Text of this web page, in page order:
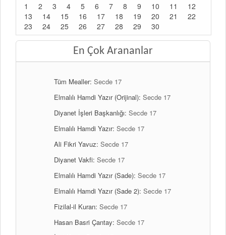
1 2 3 4 5 6 7 8 9 10 11
12
13
14 15 16 17 18 19 20 21
22
23
24 25 26 27 28 29 30
En Çok Arananlar
Tüm Mealler: Secde 17
Elmalılı Hamdi Yazır (Orijinal): Secde 17
Diyanet İşleri Başkanlığı: Secde 17
Elmalılı Hamdi Yazır: Secde 17
Ali Fikri Yavuz: Secde 17
Diyanet Vakfi: Secde 17
Elmalılı Hamdi Yazır (Sade): Secde 17
Elmalılı Hamdi Yazır (Sade 2): Secde 17
Fizilal-il Kuran: Secde 17
Hasan Basri Çantay: Secde 17